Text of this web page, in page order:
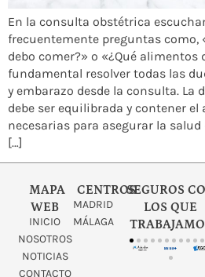
En la consulta obstétrica
frecuentemente preguntas como,
debo comer?» o «¿Qué alimentos
fundamental resolver todas las
y embarazo desde la consulta. La
debe ser equilibrada y contener el
necesarias para asegurar la salud
[…]
MAPA
WEB
INICIO
NOSOTROS
NOTICIAS
CONTACTO
CENTROS
MADRID
MÁLAGA
SEGUROS
LOS QUE